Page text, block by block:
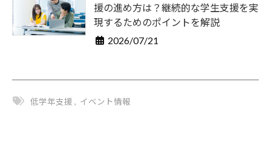
援の進め方は？継続的な学生支援を実
現するためのポイントを解説
2026/07/21
低学年支援 , イベント情報